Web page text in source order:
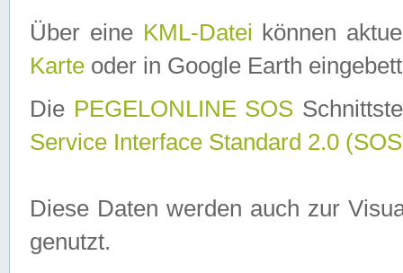
Über eine KML-Datei können
Karte oder in Google Earth
Die PEGELONLINE SOS
Service Interface Standard 2.0
Diese Daten werden auch zur
genutzt.